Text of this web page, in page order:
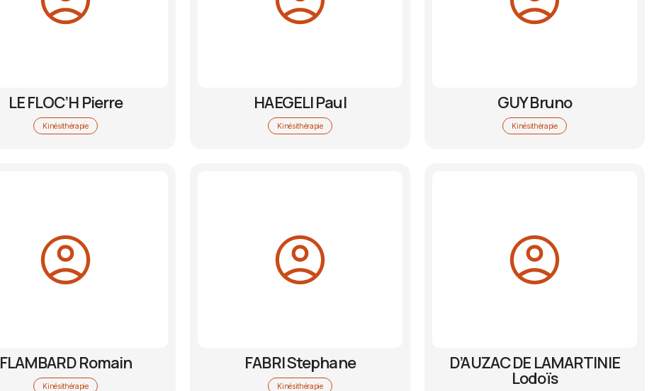
LE FLOC’H Pierre
Kinésithérapie
HAEGELI Paul
Kinésithérapie
GUY Bruno
Kinésithérapie
FLAMBARD Romain
Kinésithérapie
FABRI Stephane
Kinésithérapie
D’AUZAC DE LAMARTINIE
Lodoïs